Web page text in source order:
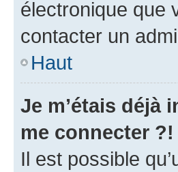
électronique que
contacter un
Haut
Je m’étais déjà
me connecter ?!
Il est possible